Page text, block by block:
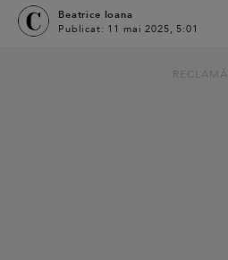
Sensibilă
Beatrice Ioana
Publicat: 11 mai 2025, 5:01
RECLAMĂ